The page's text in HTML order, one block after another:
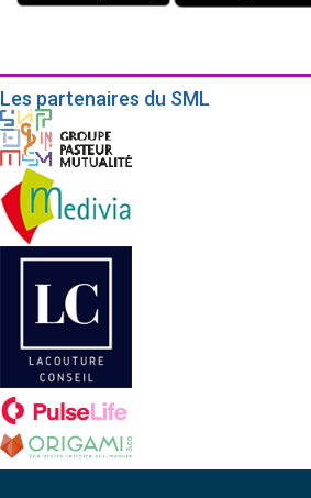
Les partenaires du SML